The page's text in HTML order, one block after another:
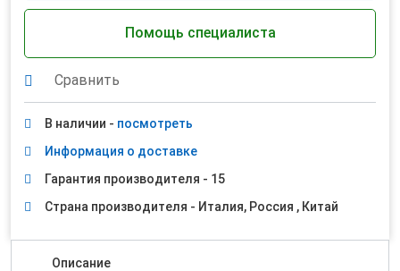
Помощь специалиста
Сравнить
В наличии - посмотреть
Информация о доставке
Гарантия производителя - 15
Страна производителя - Италия, Россия , Китай
Описание